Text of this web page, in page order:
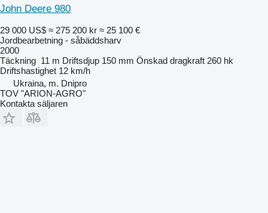
John Deere 980
29 000 US$ ≈ 275 200 kr ≈ 25 100 €
Jordbearbetning - såbäddsharv
2000
Täckning 11 m Driftsdjup 150 mm Önskad dragkraft 260 hk
Driftshastighet 12 km/h
Ukraina, m. Dnipro
TOV "ARION-AGRO"
Kontakta säljaren